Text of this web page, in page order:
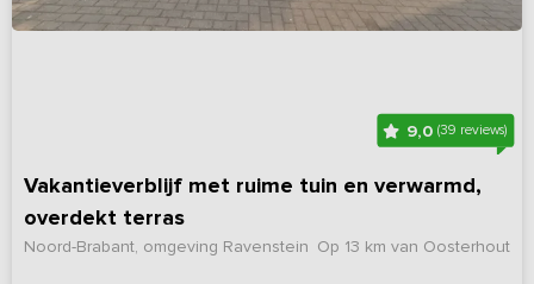
9,0 (39 reviews)
Vakantieverblijf met ruime tuin en verwarmd,
overdekt terras
Op 13 km van Oosterhout
Noord-Brabant, omgeving Ravenstein